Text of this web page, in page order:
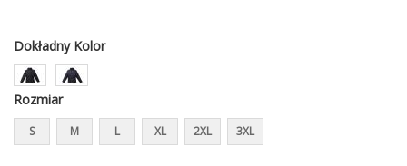
Dokładny Kolor
Rozmiar
S M L XL 2XL 3XL